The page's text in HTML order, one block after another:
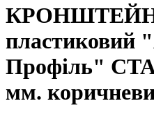
КРОНШТЕЙН
Профіль"
мм.